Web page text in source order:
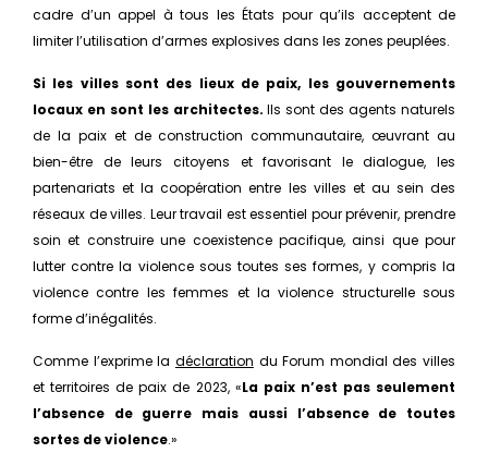
cadre d’un appel à tous les États pour qu’ils acceptent de
limiter l’utilisation d’armes explosives dans les zones peuplées.
Si les villes sont des lieux de paix, les gouvernements
locaux en sont les architectes.Ils sont des agents naturels
de la paix et de construction communautaire, œuvrant au
bien-être de leurs citoyens et favorisant le dialogue, les
partenariats et la coopération entre les villes et au sein des
réseaux de villes. Leur travail est essentiel pour prévenir, prendre
soin et construire une coexistence pacifique, ainsi que pour
lutter contre la violence sous toutes ses formes, y compris la
violence contre les femmes et la violence structurelle sous
forme d’inégalités.
Comme l’exprime la déclaration du Forum mondial des villes
et territoires de paix de 2023, «La paix n’est pas seulement
l’absence de guerre mais aussi l’absence de toutes
sortes de violence.»